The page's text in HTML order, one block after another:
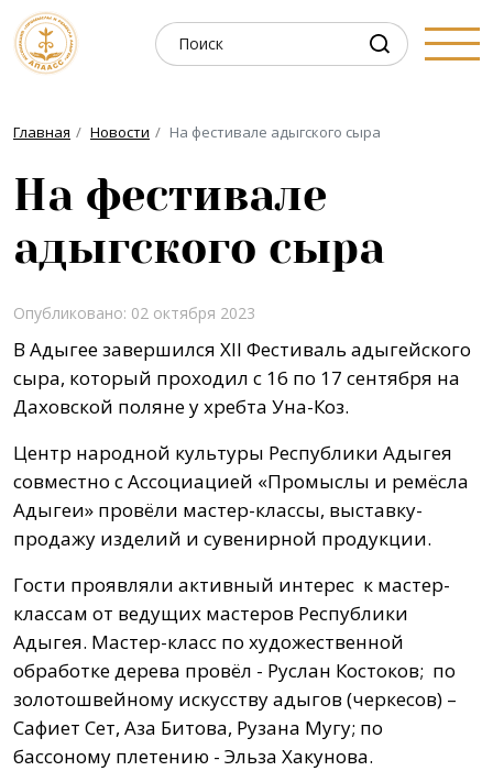
Главная Новости На фестивале адыгского сыра
На фестивале
адыгского сыра
Опубликовано: 02 октября 2023
В Адыгее завершился XII Фестиваль адыгейского
сыра, который проходил с 16 по 17 сентября на
Даховской поляне у хребта Уна-Коз.
Центр народной культуры Республики Адыгея
совместно с Ассоциацией «Промыслы и ремёсла
Адыгеи» провёли мастер-классы, выставку-
продажу изделий и сувенирной продукции.
Гости проявляли активный интерес к мастер-
классам от ведущих мастеров Республики
Адыгея. Мастер-класс по художественной
обработке дерева провёл - Руслан Костоков; по
золотошвейному искусству адыгов (черкесов) –
Сафиет Сет, Аза Битова, Рузана Мугу; по
бассоному плетению - Эльза Хакунова.